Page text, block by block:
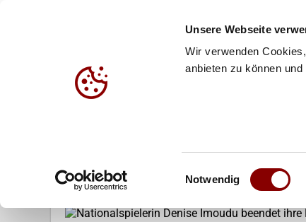
Unsere Webseite
Wir verwenden
anbieten zu können
Einwilligungsauswahl
Notwendig
Nationalspielerin Denise